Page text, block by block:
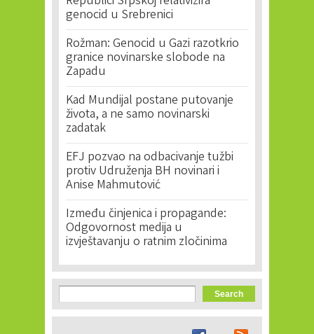
genocid u Srebrenici
Rožman: Genocid u Gazi razotkrio
granice novinarske slobode na
Zapadu
Kad Mundijal postane putovanje
života, a ne samo novinarski
zadatak
EFJ pozvao na odbacivanje tužbi
protiv Udruženja BH novinari i
Anise Mahmutović
Između činjenica i propagande:
Odgovornost medija u
izvještavanju o ratnim zločinima
Search form
Search